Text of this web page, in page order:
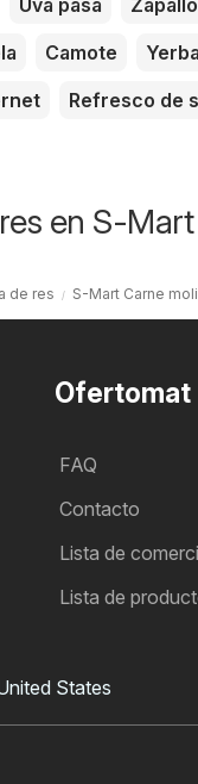
Uva pasa
Zapallo
Camote Yerba
Refresco de
en S-Mart
de res S-Mart Carne
Ofertomat
FAQ
Contacto
Lista de
Lista de
States